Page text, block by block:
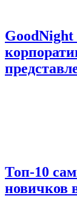
GoodNight
Топ-10
новичков